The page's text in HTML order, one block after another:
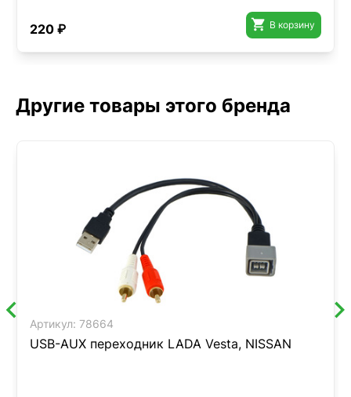
220 ₽  В корзину
Другие товары этого бренда
Артикул: 78664
USB-AUX переходник LADA Vesta, NISSAN